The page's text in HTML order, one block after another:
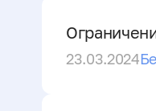
23.03.2024